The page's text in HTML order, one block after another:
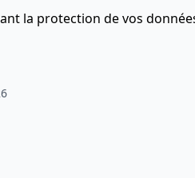
la protection de vos